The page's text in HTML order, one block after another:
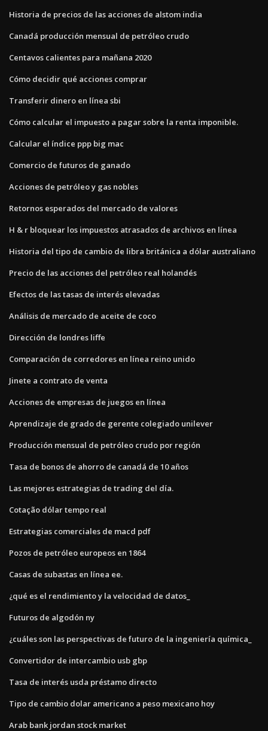
Historia de precios de las acciones de alstom india
Canadá producción mensual de petróleo crudo
Centavos calientes para mañana 2020
Cómo decidir qué acciones comprar
Transferir dinero en línea sbi
Cómo calcular el impuesto a pagar sobre la renta imponible.
Calcular el índice ppp big mac
Comercio de futuros de ganado
Acciones de petróleo y gas nobles
Retornos esperados del mercado de valores
H & r bloquear los impuestos atrasados ​​de archivos en línea
Historia del tipo de cambio de libra británica a dólar australiano
Precio de las acciones del petróleo real holandés
Efectos de las tasas de interés elevadas
Análisis de mercado de aceite de coco
Dirección de londres liffe
Comparación de corredores en línea reino unido
Jinete a contrato de venta
Acciones de empresas de juegos en línea
Aprendizaje de grado de gerente colegiado unilever
Producción mensual de petróleo crudo por región
Tasa de bonos de ahorro de canadá de 10 años
Las mejores estrategias de trading del día.
Cotação dólar tempo real
Estrategias comerciales de macd pdf
Pozos de petróleo europeos en 1864
Casas de subastas en línea ee.
¿qué es el rendimiento y la velocidad de datos_
Futuros de algodón ny
¿cuáles son las perspectivas de futuro de la ingeniería química_
Convertidor de intercambio usb gbp
Tasa de interés usda préstamo directo
Tipo de cambio dolar americano a peso mexicano hoy
Arab bank jordan stock market